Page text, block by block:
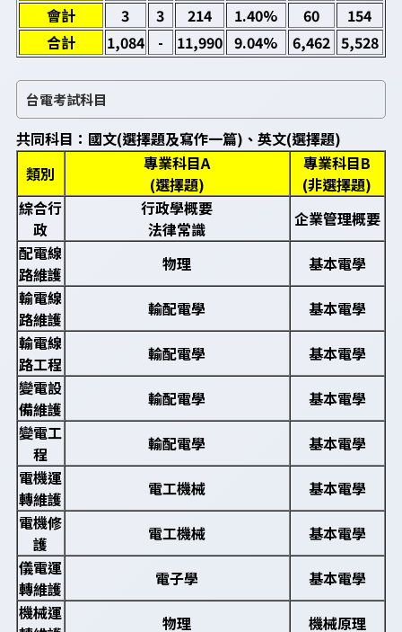
會計
3 3 214 1.40% 60
154
合計
1,084 - 11,990 9.04% 6,462 5,528
台電考試科目
共同科目：國文(選擇題及寫作一篇)、英文(選擇題)
類別
專業科目A
(選擇題)
專業科目B
(非選擇題)
綜合行
政
行政學概要
法律常識
企業管理概要
配電線
路維護
物理
基本電學
輸電線
路維護
輸配電學
基本電學
輸電線
路工程
輸配電學
基本電學
變電設
備維護
輸配電學
基本電學
變電工
程
輸配電學
基本電學
電機運
轉維護
電工機械
基本電學
電機修
護
電工機械
基本電學
儀電運
轉維護
電子學
基本電學
機械運
物理 機械原理